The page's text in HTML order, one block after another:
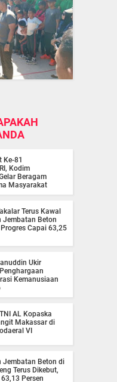
Ke-81
Kodim
Beragam
Masyarakat
Terus Kawal
Jembatan Beton
Capai 63,25
Ukir
Kemanusiaan
AL Kopaska
Makassar di
VI
Jembatan Beton di
Terus Dikebut,
Persen